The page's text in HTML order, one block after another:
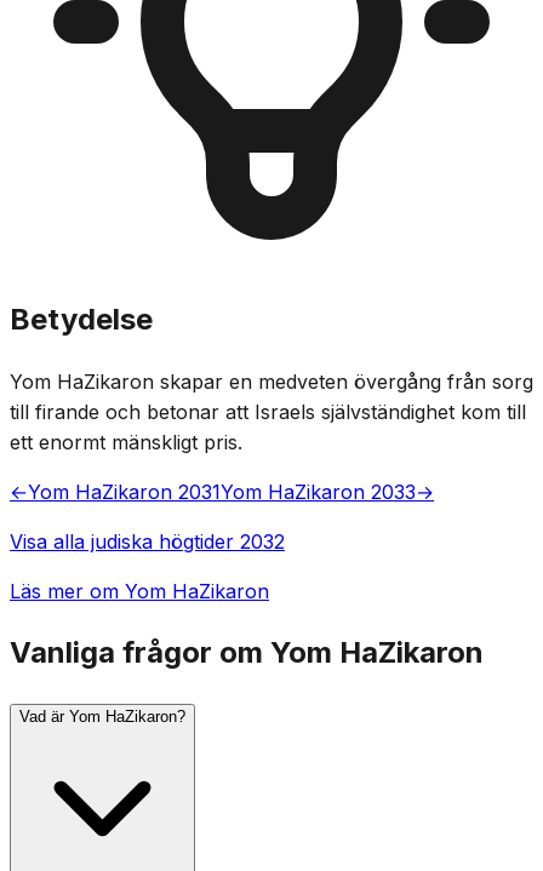
Betydelse
Yom HaZikaron skapar en medveten övergång från sorg
till firande och betonar att Israels självständighet kom till
ett enormt mänskligt pris.
←Yom HaZikaron 2031Yom HaZikaron 2033→
Visa alla judiska högtider 2032
Läs mer om Yom HaZikaron
Vanliga frågor om Yom HaZikaron
Vad är Yom HaZikaron?